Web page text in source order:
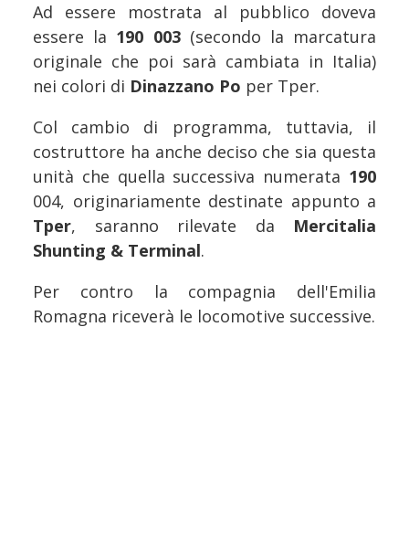
Ad essere mostrata al pubblico doveva
essere la 190 003 (secondo la marcatura
originale che poi sarà cambiata in Italia)
nei colori di Dinazzano Po per Tper.
Col cambio di programma, tuttavia, il
costruttore ha anche deciso che sia questa
unità che quella successiva numerata 190
004, originariamente destinate appunto a
Tper, saranno rilevate da Mercitalia
Shunting & Terminal.
Per contro la compagnia dell'Emilia
Romagna riceverà le locomotive successive.